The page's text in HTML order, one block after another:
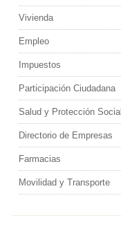
Vivienda
Empleo
Impuestos
Participación Ciudadana
Salud y Protección Social
Directorio de Empresas
Farmacias
Movilidad y Transporte